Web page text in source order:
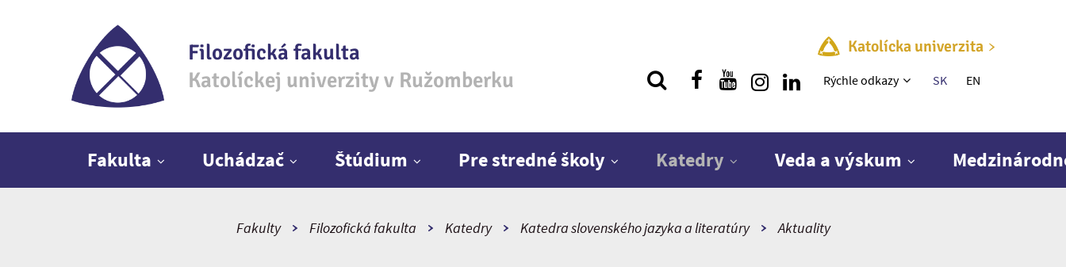
Filozofická fakulta
Katolíckej univerzity v Ružomberku
Katolícka univerzita
Rýchle menu
Rýchle odkazy SK EN
Fakulta Uchádzač Štúdium Pre stredné školy Katedry Veda a výskum
Fakulty Filozofická fakulta Katedry Katedra slovenského jazyka a literatúry Aktuality